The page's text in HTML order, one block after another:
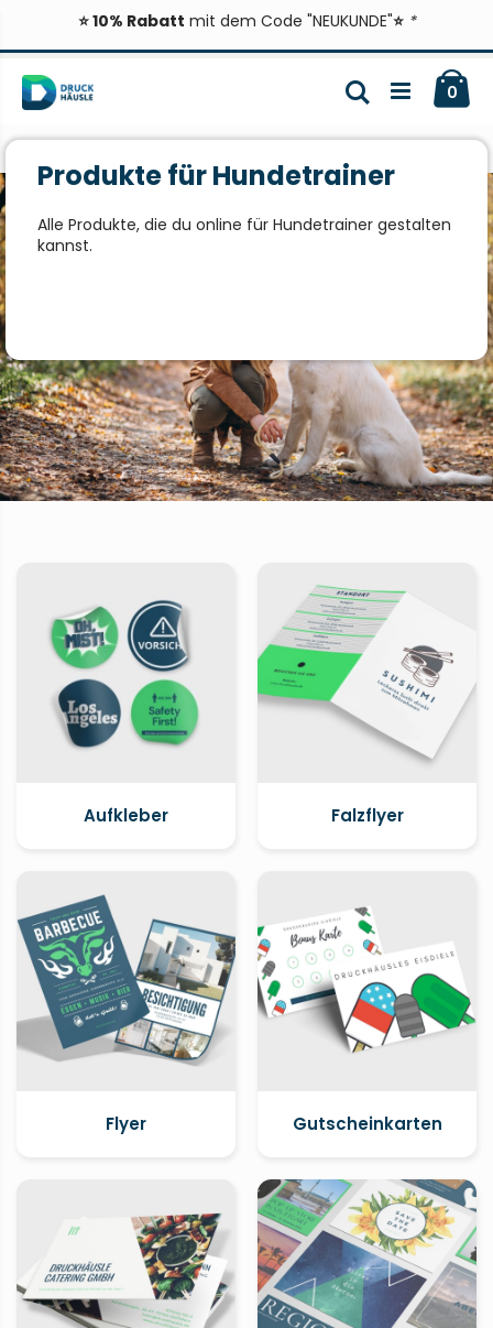
⭐ 10% Rabatt mit dem Code "NEUKUNDE"⭐ *
Inhalt
springen
0
Suche
Produkte für Hundetrainer
Alle Produkte, die du online für Hundetrainer gestalten
kannst.
Aufkleber Falzflyer
Flyer Gutscheinkarten